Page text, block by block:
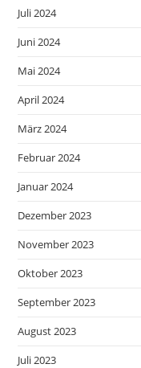
Juli 2024
Juni 2024
Mai 2024
April 2024
März 2024
Februar 2024
Januar 2024
Dezember 2023
November 2023
Oktober 2023
September 2023
August 2023
Juli 2023